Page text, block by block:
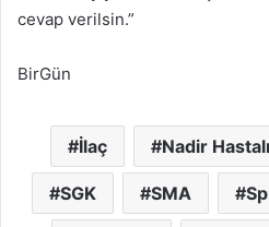
cevap verilsin.”
BirGün
İlaç Nadir
SGK SMA